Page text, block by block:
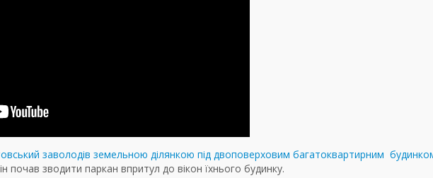
заволодів земельною ділянкою під двоповерховим багатоквартирним
почав зводити паркан впритул до вікон їхнього будинку.